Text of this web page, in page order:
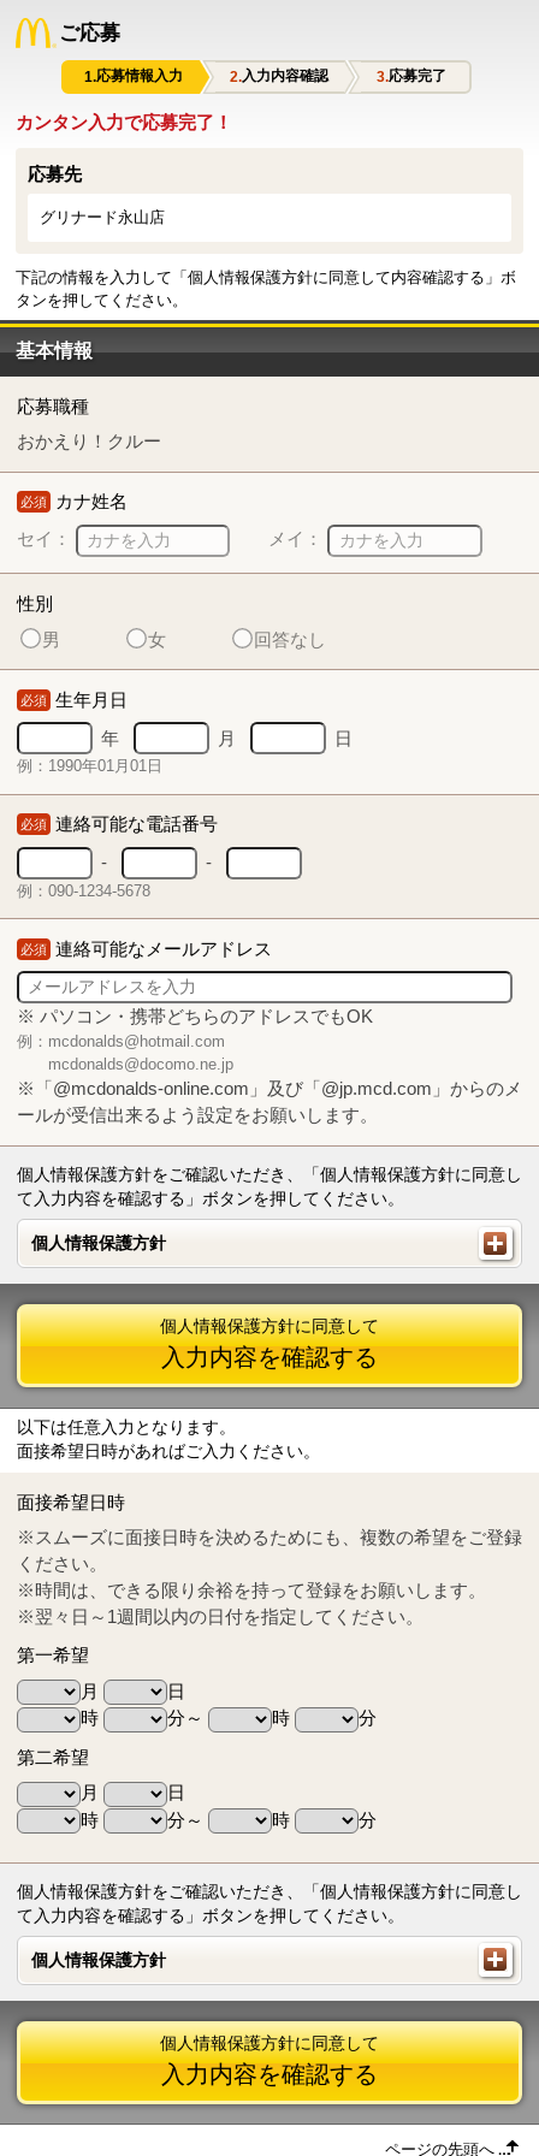
ご応募
応募情報入力 入力内容確認 応募完了
カンタン入力で応募完了！
応募先
グリナード永山店
下記の情報を入力して「個人情報保護方針に同意して内容確認する」ボ
タンを押してください。
基本情報
応募職種
おかえり！クルー
必須 カナ姓名
セイ：
メイ：
性別
男
女 回答なし
必須 生年月日
年
月 日
例：1990年01月01日
必須 連絡可能な電話番号
-
-
例：090-1234-5678
必須 連絡可能なメールアドレス
※ パソコン・携帯どちらのアドレスでもOK
例：mcdonalds@hotmail.com
mcdonalds@docomo.ne.jp
※「@mcdonalds-online.com」及び「@jp.mcd.com」からのメ
ールが受信出来るよう設定をお願いします。
個人情報保護方針をご確認いただき、「個人情報保護方針に同意し
て入力内容を確認する」ボタンを押してください。
個人情報保護方針
個人情報保護方針
Tel
0570-55-0314
個人情報保護方針に同意して
入力内容を確認する
以下は任意入力となります。
面接希望日時があればご入力ください。
面接希望日時
※スムーズに面接日時を決めるためにも、複数の希望をご登録
ください。
※時間は、できる限り余裕を持って登録をお願いします。
※翌々日～1週間以内の日付を指定してください。
第一希望
月
日
時
分～ 時
分
第二希望
月
日
時
分～ 時 分
個人情報保護方針をご確認いただき、「個人情報保護方針に同意し
て入力内容を確認する」ボタンを押してください。
個人情報保護方針
個人情報保護方針
個人情報保護方針に同意して
入力内容を確認する
ページの先頭へ